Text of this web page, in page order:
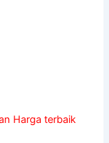
Harga terbaik